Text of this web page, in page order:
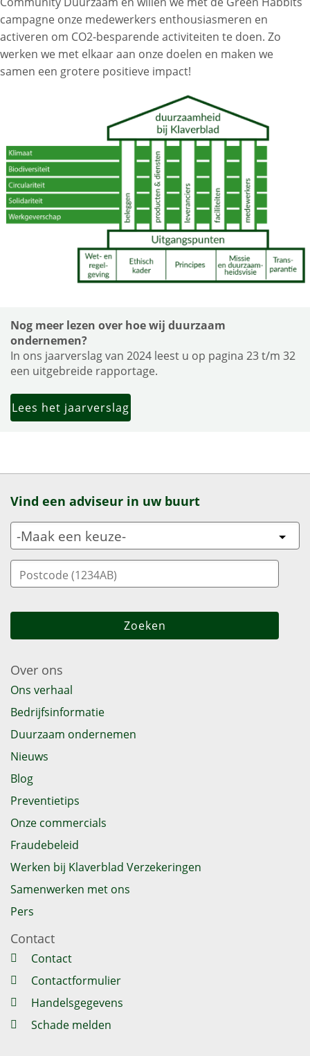
campagne onze medewerkers enthousiasmeren en
activeren om CO2-besparende activiteiten te doen. Zo
werken we met elkaar aan onze doelen en maken we
samen een grotere positieve impact!
Nog meer lezen over hoe wij duurzaam
ondernemen?
In ons jaarverslag van 2024 leest u op pagina 23 t/m 32
een uitgebreide rapportage.
Lees het jaarverslag
Vind een adviseur in uw buurt
Over ons
Ons verhaal
Bedrijfsinformatie
Duurzaam ondernemen
Nieuws
Blog
Preventietips
Onze commercials
Fraudebeleid
Werken bij Klaverblad Verzekeringen
Samenwerken met ons
Pers
Contact
Contact
Contactformulier
Handelsgegevens
Schade melden